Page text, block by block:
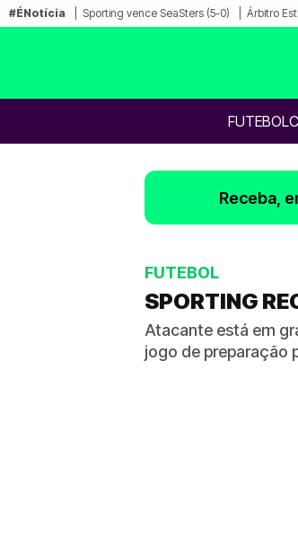
#ÉNotícia Sporting vence SeaSters (5-0) Árbitro
FUTEBOL
Receba,
FUTEBOL
SPORTING
Atacante está em
jogo de preparação